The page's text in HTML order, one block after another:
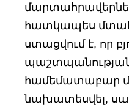
հատկապես
ստացվում է, որ
համեմատաբար
նախատեսվել,